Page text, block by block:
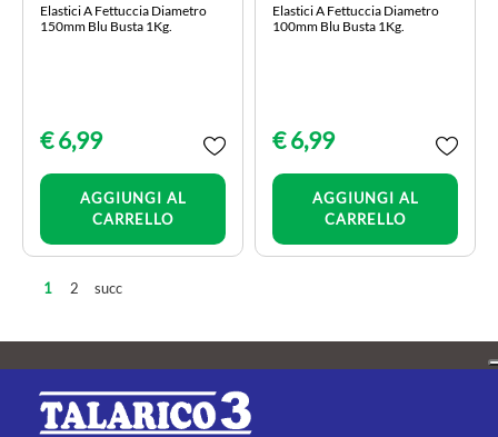
Elastici A Fettuccia Diametro
150mm Blu Busta 1Kg.
€ 6,99
AGGIUNGI AL
CARRELLO
Elastici A Fettuccia Diametro
100mm Blu Busta 1Kg.
€ 6,99
AGGIUNGI AL
CARRELLO
1 2 succ